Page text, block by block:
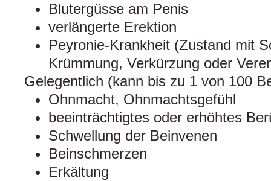
Blutergüsse am Penis
verlängerte Erektion
Peyronie-Krankheit (Zustand mit
Krümmung, Verkürzung oder
Gelegentlich (kann bis zu 1 von 100
Ohnmacht, Ohnmachtsgefühl
beeinträchtigtes oder erhöhtes
Schwellung der Beinvenen
Beinschmerzen
Erkältung